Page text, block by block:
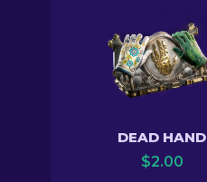
DEAD HAND
$2.00